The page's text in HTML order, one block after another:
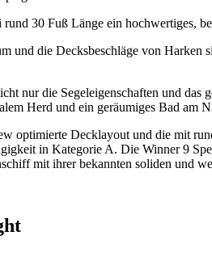
30 Fuß Länge ein hochwertiges,
und die Decksbeschläge von Harken
nur die Segeleigenschaften und
Herd und ein geräumiges Bad am
optimierte Decklayout und die mit
in Kategorie A. Die Winner 9
mit ihrer bekannten soliden und